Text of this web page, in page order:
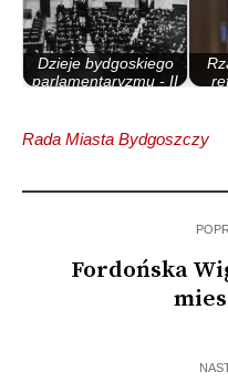
Dzieje bydgoskiego
parlamentaryzmu - II
Rada Miasta Bydgoszczy
Fordońska